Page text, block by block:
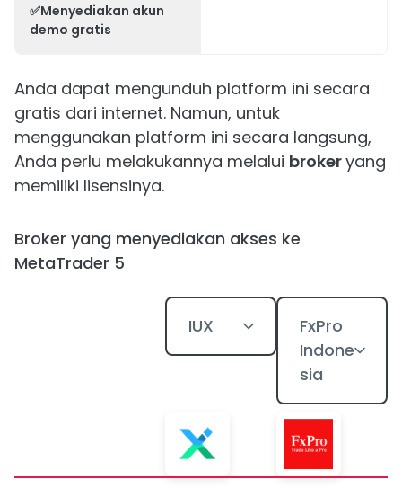
✅Menyediakan akun
demo gratis
Anda dapat mengunduh platform ini secara
gratis dari internet. Namun, untuk
menggunakan platform ini secara langsung,
Anda perlu melakukannya melalui brokeryang
memiliki lisensinya.
Broker yang menyediakan akses ke
MetaTrader 5
IUX
FxPro
Indone
sia